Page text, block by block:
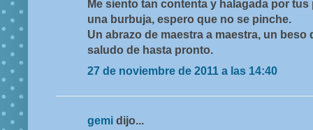
Me siento tan contenta y halagada por
una burbuja, espero que no se pinche.
Un abrazo de maestra a maestra, un
saludo de hasta pronto.
27 de noviembre de 2011 a las 14:40
gemi dijo...